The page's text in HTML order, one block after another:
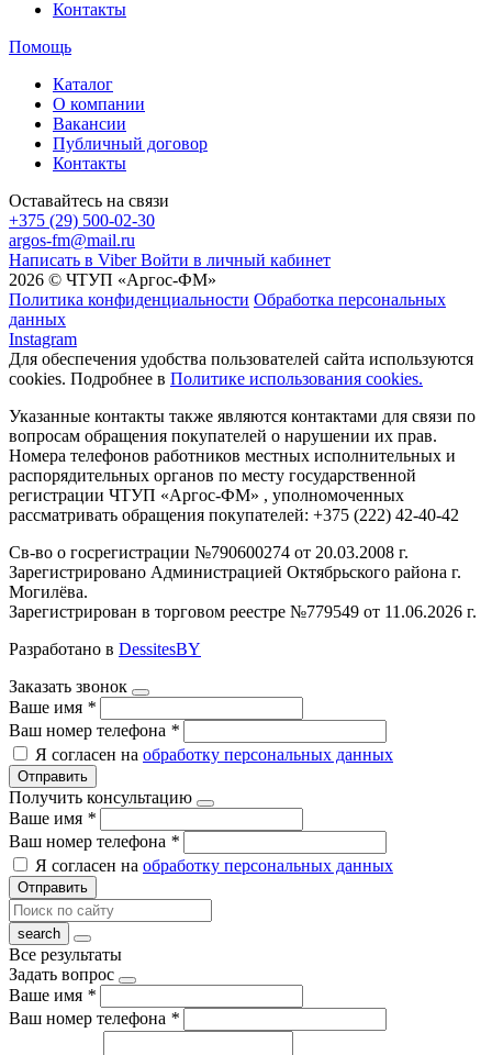
Контакты
Помощь
Каталог
О компании
Вакансии
Публичный договор
Контакты
Оставайтесь на связи
+375 (29) 500-02-30
argos-fm@mail.ru
Написать в Viber Войти в личный кабинет
2026 © ЧТУП «Аргос-ФМ»
Политика конфиденциальности Обработка персональных
данных
Instagram
Для обеспечения удобства пользователей сайта используются
cookies. Подробнее в Политике использования cookies.
Указанные контакты также являются контактами для связи по
вопросам обращения покупателей о нарушении их прав.
Номера телефонов работников местных исполнительных и
распорядительных органов по месту государственной
регистрации ЧТУП «Аргос-ФМ» , уполномоченных
рассматривать обращения покупателей: +375 (222) 42-40-42
Св-во о госрегистрации №790600274 от 20.03.2008 г.
Зарегистрировано Администрацией Октябрьского района г.
Могилёва.
Зарегистрирован в торговом реестре №779549 от 11.06.2026 г.
Разработано в DessitesBY
Заказать звонок
Ваше имя *
Ваш номер телефона *
Я согласен на обработку персональных данных
Отправить
Получить консультацию
Ваше имя *
Ваш номер телефона *
Я согласен на обработку персональных данных
Отправить
Все результаты
Задать вопрос
Ваше имя *
Ваш номер телефона *